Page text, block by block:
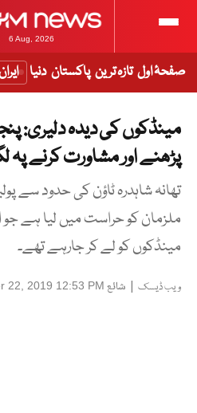
6 Aug, 2026
صفحۂ اول تازہ ترین پاکستان دنیا
مینڈکوں کی دیدہ دلیری:
پڑھنے اور مشاورت کرنے پہ
تھانہ شاہدرہ ٹاؤن کی حدود سے
ملزمان کو حراست میں لیا ہے جو
مینڈکوں کو لے کر جارہے تھے۔
ویب ڈیسک | شائع 22, 2019 12:53 PM